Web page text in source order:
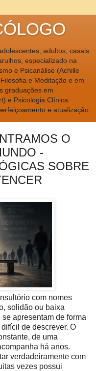
adultos, casais
especializado na
e Psicanálise (Achille
e Meditação e em
graduações em
e Psicologia Clínica
e atualização.
O
-
SOBRE
com nomes
solidão ou baixa
apresentam de forma
de descrever. O
de uma
há anos.
verdadeiramente com
vezes possui